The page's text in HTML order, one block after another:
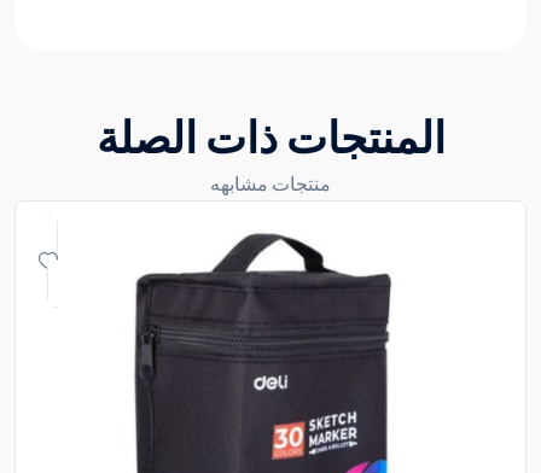
المنتجات ذات الصلة
منتجات مشابهه